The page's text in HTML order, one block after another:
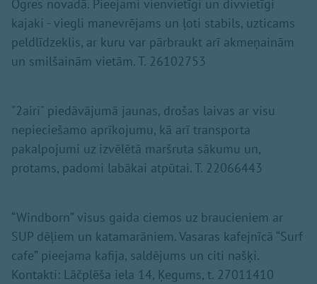
Ogres novadā. Pieejami vienvietīgi un divvietīgi
kajaki - viegli manevrējams un ļoti stabils, uzticams
peldlīdzeklis, ar kuru var pārbraukt arī akmeņainām
un smilšainām vietām. T. 26102753
"2airi" piedāvājumā jaunas, drošas laivas ar visu
nepieciešamo aprīkojumu, kā arī transporta
pakalpojumi uz izvēlētā maršruta sākumu un,
protams, padomi labākai atpūtai. T. 22066443
“Windborn” visus gaida ciemos uz braucieniem ar
SUP dēļiem un katamarāniem. Vasaras kafejnīcā “Surf
cafe” pieejama kafija, saldējums un citi našķi.
Kontakti: Lāčplēša iela 14, Ķegums, t. 27011410